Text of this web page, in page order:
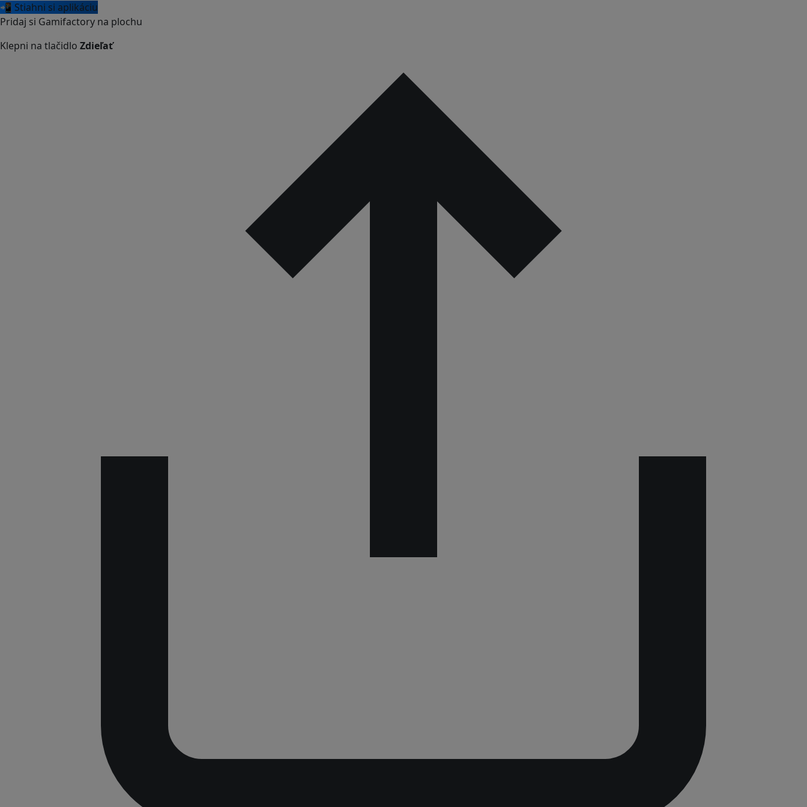
📲 Stiahni si aplikáciu
Pridaj si Gamifactory na plochu
Klepni na tlačidlo Zdieľať